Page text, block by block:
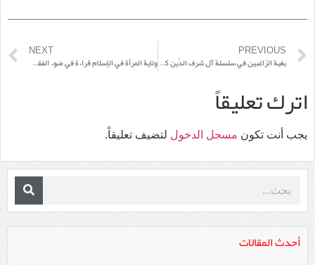
أحدث المقالات
PREVIOUS
بغية الرَّاغبين في سلسلة آل شرف الدِّين كتابة تاريخ الأجيال / تعدُّد النَّوع ووحدة الوظيفةالإصلاحيَّة
NEXT
ولاية المرأة في الإسلام قراءة في ضوء الفقه الإسلامي
اترك تعليقاً
يجب أنت تكون مسجل الدخول لتضيف تعليقاً.